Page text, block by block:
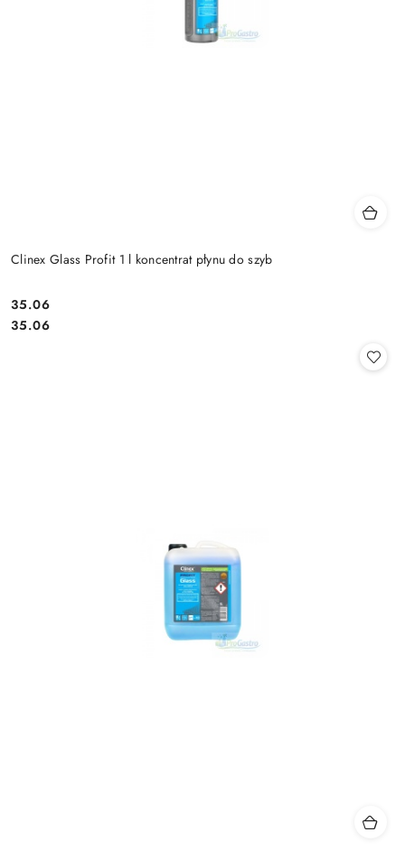
Clinex Glass Profit 1 l koncentrat płynu do szyb
Cena:
35.06
Cena:
35.06